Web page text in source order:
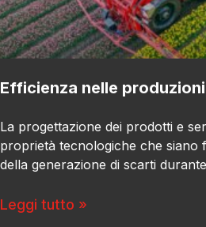
Efficienza nelle produzioni
La progettazione dei prodotti e
proprietà tecnologiche che siano
della generazione di scarti
Leggi tutto »